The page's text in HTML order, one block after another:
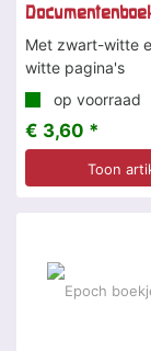
Met zwart-witte
witte pagina's
op voorraad
€ 3,60 *
Toon